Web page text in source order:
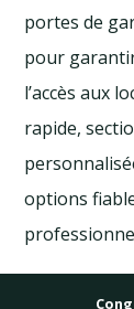
portes de
pour
l’accès aux
rapide,
options